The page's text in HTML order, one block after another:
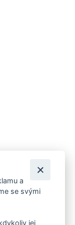
a
se svými
jej